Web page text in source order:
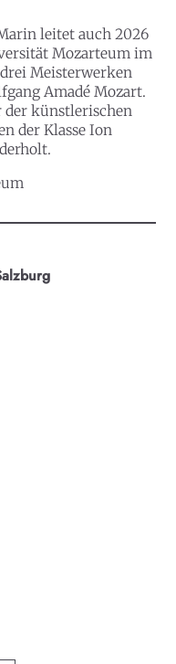
leitet auch 2026
Mozarteum im
Meisterwerken
Amadé Mozart.
der künstlerischen
der Klasse Ion